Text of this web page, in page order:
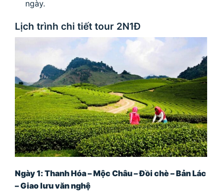
ngày.
Lịch trình chi tiết tour 2N1Đ
Ngày 1: Thanh Hóa – Mộc Châu – Đồi chè – Bản Lác
– Giao lưu văn nghệ